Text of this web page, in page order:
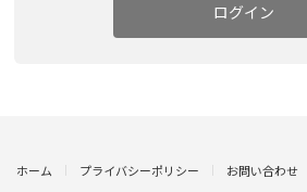
ログイン
ホーム プライバシーポリシー お問い合わせ